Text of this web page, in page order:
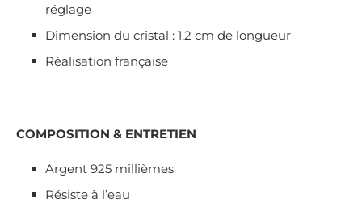
réglage
Dimension du cristal : 1,2 cm de longueur
Réalisation française
COMPOSITION & ENTRETIEN
Argent 925 millièmes
Résiste à l’eau